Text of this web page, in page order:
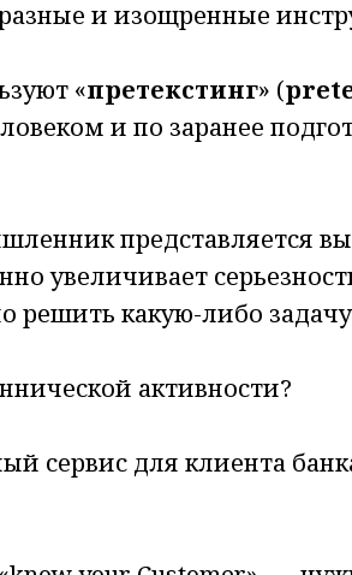
и изощренные
«претекстинг» (
и по заранее
увеличивает
решить какую-либо
активности?
сервис для клиента